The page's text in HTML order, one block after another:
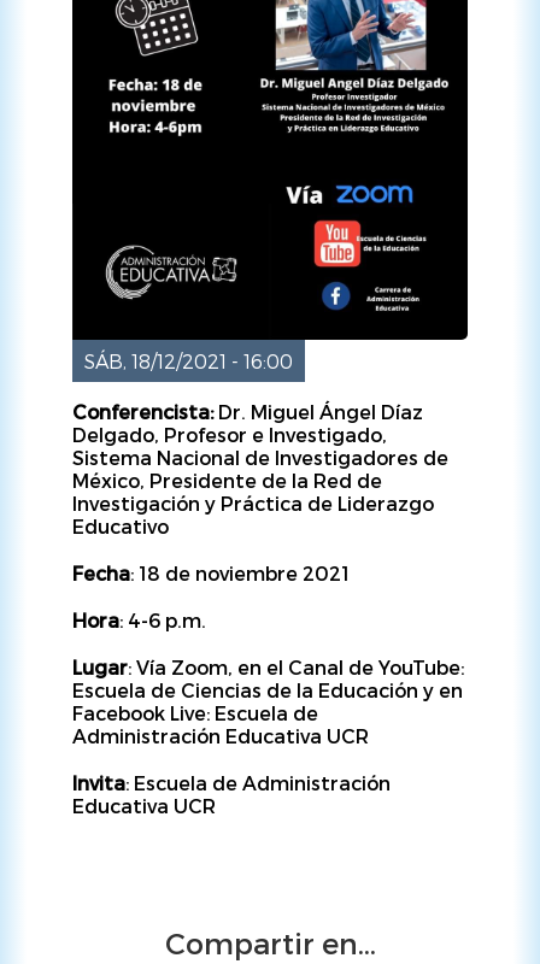
SÁB, 18/12/2021 - 16:00
Conferencista:Dr. Miguel Ángel Díaz
Delgado, Profesor e Investigado,
Sistema Nacional de Investigadores de
México, Presidente de la Red de
Investigación y Práctica de Liderazgo
Educativo
Fecha: 18 de noviembre 2021
Hora: 4-6 p.m.
Lugar: Vía Zoom, en el Canal de YouTube:
Escuela de Ciencias de la Educación y en
Facebook Live: Escuela de
Administración Educativa UCR
Invita: Escuela de Administración
Educativa UCR
Compartir en...